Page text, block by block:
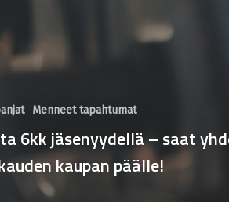
Menneet tapahtumat
6kk jäsenyydellä – saat
kaupan päälle!